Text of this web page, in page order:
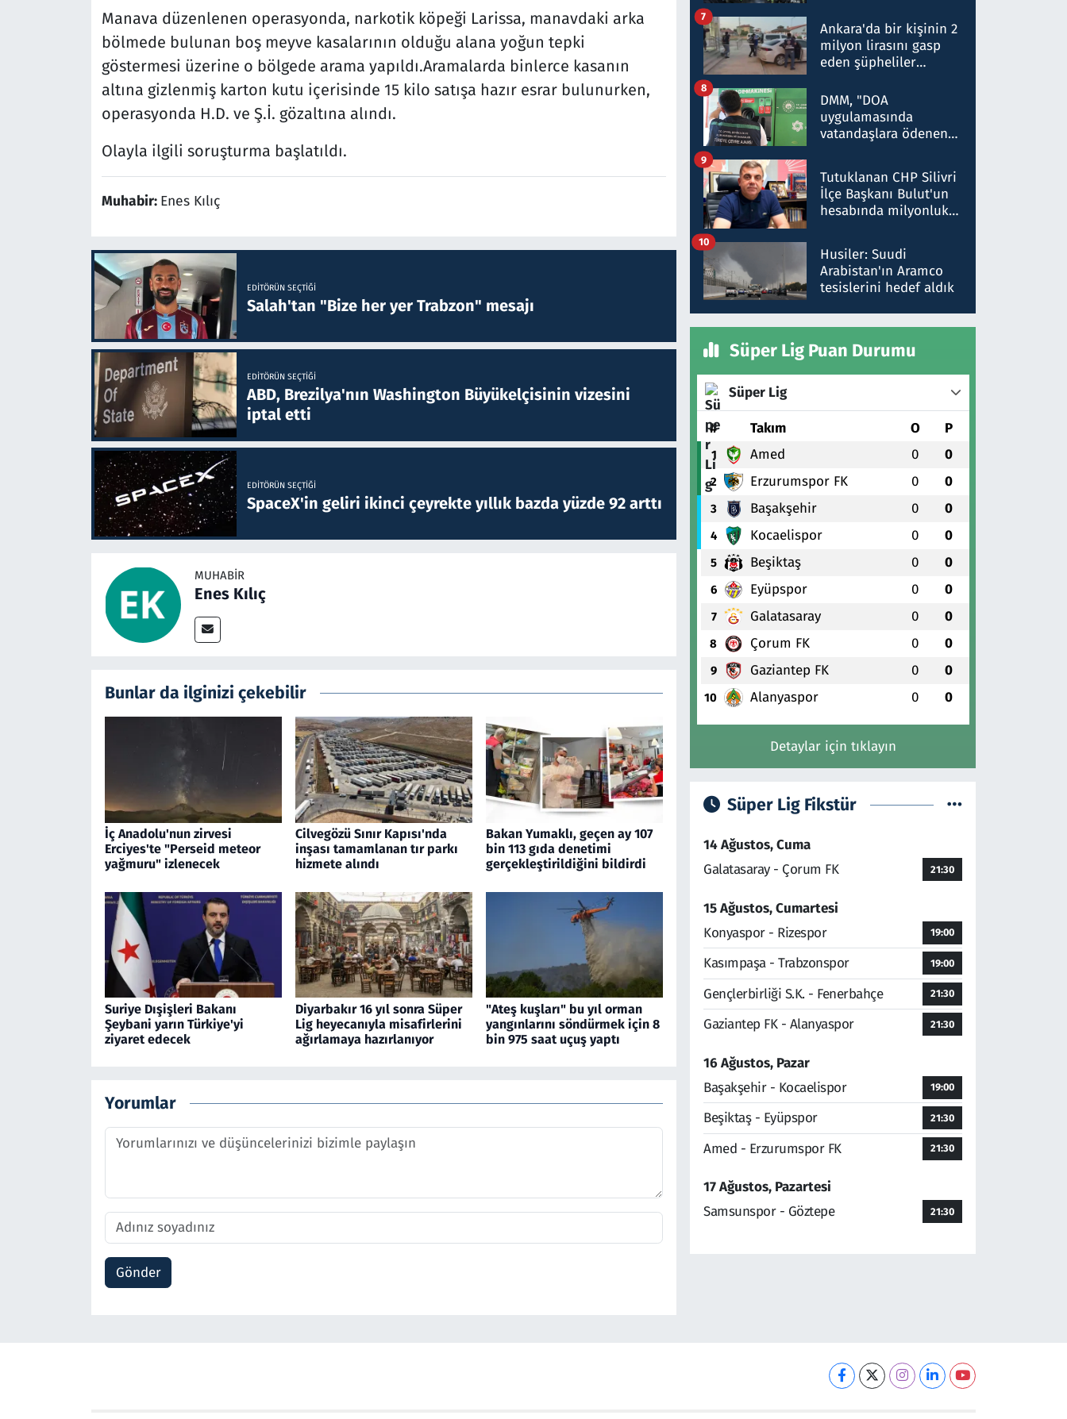
Manava düzenlenen operasyonda, narkotik köpeği Larissa, manavdaki arka
bölmede bulunan boş meyve kasalarının olduğu alana yoğun tepki
göstermesi üzerine o bölgede arama yapıldı.Aramalarda binlerce kasanın
altına gizlenmiş karton kutu içerisinde 15 kilo satışa hazır esrar bulunurken,
operasyonda H.D. ve Ş.İ. gözaltına alındı.
Olayla ilgili soruşturma başlatıldı.
Muhabir: Enes Kılıç
EDITÖRÜN SEÇTIĞI
Salah'tan "Bize her yer Trabzon" mesajı
EDITÖRÜN SEÇTIĞI
ABD, Brezilya'nın Washington Büyükelçisinin vizesini
iptal etti
EDITÖRÜN SEÇTIĞI
SpaceX'in geliri ikinci çeyrekte yıllık bazda yüzde 92 arttı
MUHABIR
Enes Kılıç
Bunlar da ilginizi çekebilir
İç Anadolu'nun zirvesi
Erciyes'te "Perseid meteor
yağmuru" izlenecek
Cilvegözü Sınır Kapısı'nda
inşası tamamlanan tır parkı
hizmete alındı
Bakan Yumaklı, geçen ay 107
bin 113 gıda denetimi
gerçekleştirildiğini bildirdi
Suriye Dışişleri Bakanı
Şeybani yarın Türkiye'yi
ziyaret edecek
Diyarbakır 16 yıl sonra Süper
Lig heyecanıyla misafirlerini
ağırlamaya hazırlanıyor
"Ateş kuşları" bu yıl orman
yangınlarını söndürmek için 8
bin 975 saat uçuş yaptı
Yorumlar
Gönder
ifadelerinden ortaya
çıkan tablo şok etti
Ankara'da bir kişinin 2
milyon lirasını gasp
eden şüpheliler
7
DMM, "DOA
uygulamasında
vatandaşlara ödenen
düşürüldüğü" iddiasını
yalanladı
8
Tutuklanan CHP Silivri
İlçe Başkanı Bulut'un
hesabında milyonluk
talimat verdi, ben
gönderdim
9
Husiler: Suudi
Arabistan'ın Aramco
tesislerini hedef aldık
10
Süper Lig Puan Durumu
Süper Lig
# Takım O P
1 Amed 0 0
2 Erzurumspor FK 0 0
3 Başakşehir 0 0
4 Kocaelispor 0 0
5 Beşiktaş 0 0
6 Eyüpspor 0 0
7 Galatasaray 0 0
8 Çorum FK 0 0
9 Gaziantep FK 0 0
10 Alanyaspor 0 0
Detaylar için tıklayın
Süper Lig Fikstür
14 Ağustos, Cuma
Galatasaray - Çorum FK
21:30
15 Ağustos, Cumartesi
Konyaspor - Rizespor
19:00
Kasımpaşa - Trabzonspor 19:00
Gençlerbirliği S.K. - Fenerbahçe 21:30
Gaziantep FK - Alanyaspor 21:30
16 Ağustos, Pazar
Başakşehir - Kocaelispor
19:00
Beşiktaş - Eyüpspor 21:30
Amed - Erzurumspor FK 21:30
17 Ağustos, Pazartesi
Samsunspor - Göztepe
21:30